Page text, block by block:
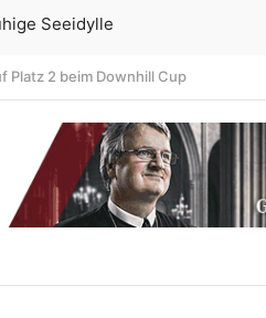
Sturm
Platz 2 beim Downhill Cup